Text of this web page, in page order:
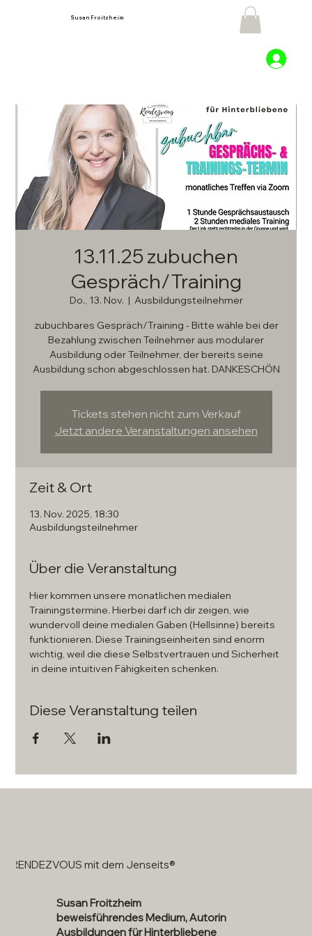
Susan Froitzheim
13.11.25 zubuchen
Gespräch/Training
Do., 13. Nov.
  |
Ausbildungsteilnehmer
zubuchbares Gespräch/Training - Bitte wähle bei der
Bezahlung zwischen Teilnehmer aus modularer
Ausbildung oder Teilnehmer, der bereits seine
Ausbildung schon abgeschlossen hat. DANKESCHÖN
Tickets stehen nicht zum Verkauf
Jetzt andere Veranstaltungen ansehen
Zeit & Ort
13. Nov. 2025, 18:30
Ausbildungsteilnehmer
Über die Veranstaltung
Hier kommen unsere monatlichen medialen
Trainingstermine. Hierbei darf ich dir zeigen, wie
wundervoll deine medialen Gaben (Hellsinne) bereits
funktionieren. Diese Trainingseinheiten sind enorm
wichtig, weil die diese Selbstvertrauen und Sicherheit
in deine intuitiven Fähigkeiten schenken.
Diese Veranstaltung teilen
RENDEZVOUS mit dem Jenseits®
Susan Froitzheim
beweisführendes Medium, Autorin
Ausbildungen für Hinterbliebene